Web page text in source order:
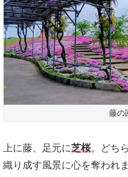
藤の
上に藤、足元に芝桜。どち
織り成す風景に心を奪われま